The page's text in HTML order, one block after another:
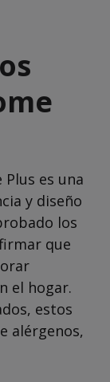
es una
y diseño
los
que
el hogar.
estos
alérgenos,